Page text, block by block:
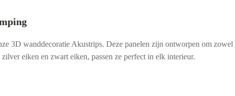
3D wanddecoratie Akustrips. Deze panelen zijn ontworpen om
eiken en zwart eiken, passen ze perfect in elk interieur.